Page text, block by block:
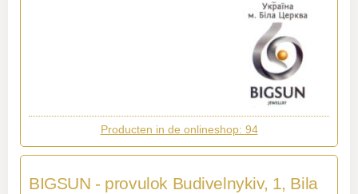
Producten in de onlineshop: 94
BIGSUN - provulok Budivelnykiv, 1, Bila